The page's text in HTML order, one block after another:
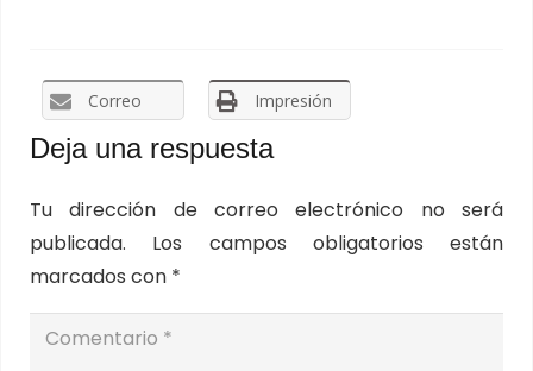
Correo Impresión
Deja una respuesta
Tu dirección de correo electrónico no será
publicada.
Los campos obligatorios están
marcados con *